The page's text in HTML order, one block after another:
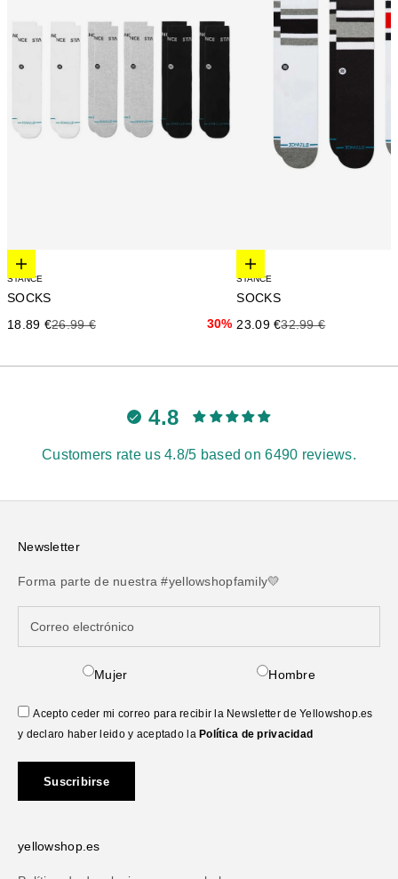
Elige opciones
STANCE
SOCKS
Precio de oferta
18.89 €Precio anterior
26.99 € 30%
Elige opciones
STANCE
SOCKS
Precio de oferta
23.09 €Precio anterior
32.99 €
4.8
Customers rate us 4.8/5 based on 6490 reviews.
Newsletter
Forma parte de nuestra #yellowshopfamily💛
Mujer Hombre
Acepto ceder mi correo para recibir la Newsletter de Yellowshop.es
y declaro haber leido y aceptado la Política de privacidad
Suscribirse
yellowshop.es